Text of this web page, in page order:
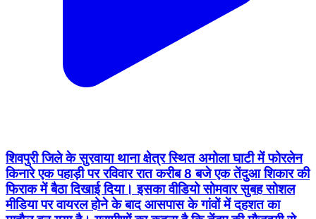
शिवपुरी जिले के सुरवाया थाना क्षेत्र स्थित अमोला घाटी में फोरलेन
किनारे एक पहाड़ी पर रविवार रात करीब 8 बजे एक तेंदुआ शिकार की
फिराक में बैठा दिखाई दिया। इसका वीडियो सोमवार सुबह सोशल
मीडिया पर वायरल होने के बाद आसपास के गांवों में दहशत का